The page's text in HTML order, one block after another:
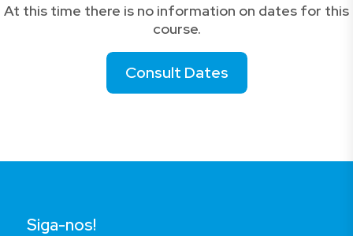
At this time there is no information on dates for this
course.
Consult Dates
Siga-nos!